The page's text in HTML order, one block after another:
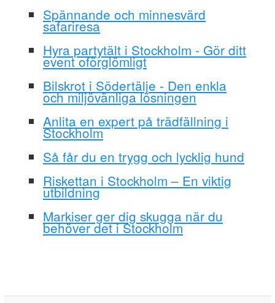
Spännande och minnesvärd
safariresa
Hyra partytält i Stockholm - Gör ditt
event oförglömligt
Bilskrot i Södertälje - Den enkla
och miljövänliga lösningen
Anlita en expert på trädfällning i
Stockholm
Så får du en trygg och lycklig hund
Riskettan i Stockholm – En viktig
utbildning
Markiser ger dig skugga när du
behöver det i Stockholm